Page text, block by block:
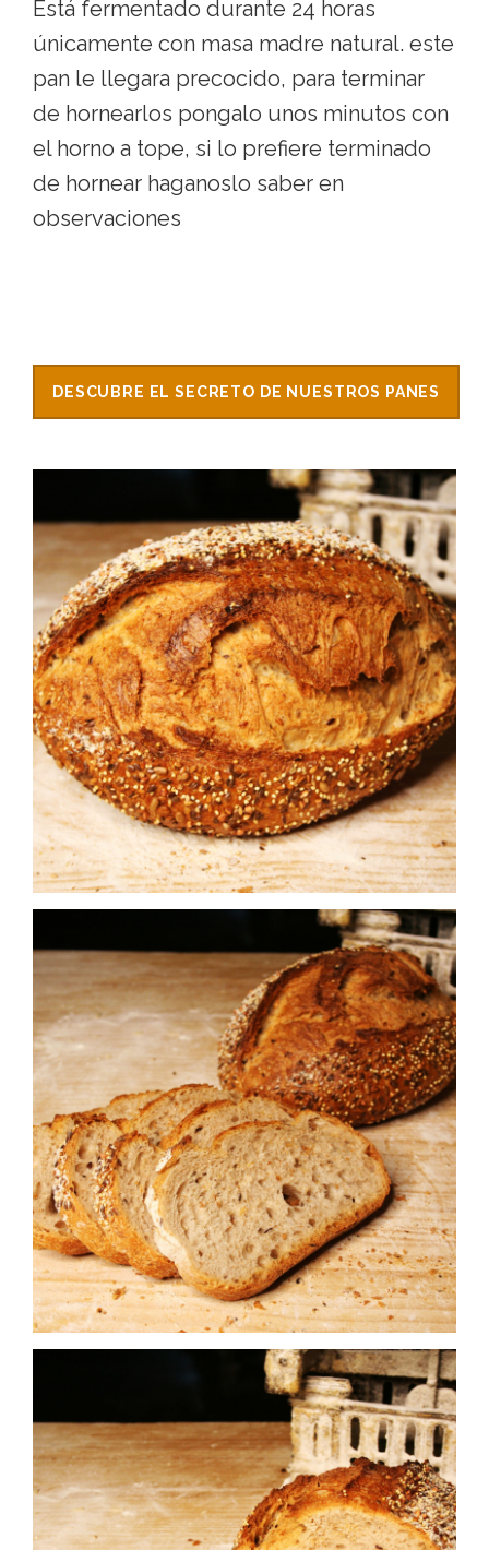
Está fermentado durante 24 horas
únicamente con masa madre natural. este
pan le llegara precocido, para terminar
de hornearlos pongalo unos minutos con
el horno a tope, si lo prefiere terminado
de hornear haganoslo saber en
observaciones
DESCUBRE EL SECRETO DE NUESTROS PANES